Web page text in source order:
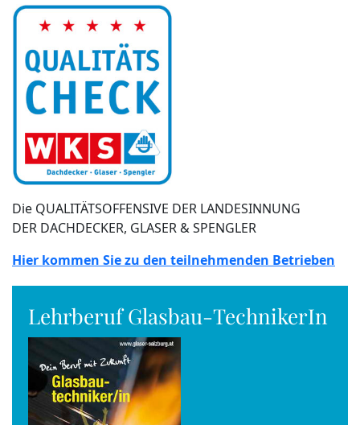
Die QUALITÄTSOFFENSIVE DER LANDESINNUNG
DER DACHDECKER, GLASER & SPENGLER
Hier kommen Sie zu den teilnehmenden Betrieben
Lehrberuf Glasbau-TechnikerIn